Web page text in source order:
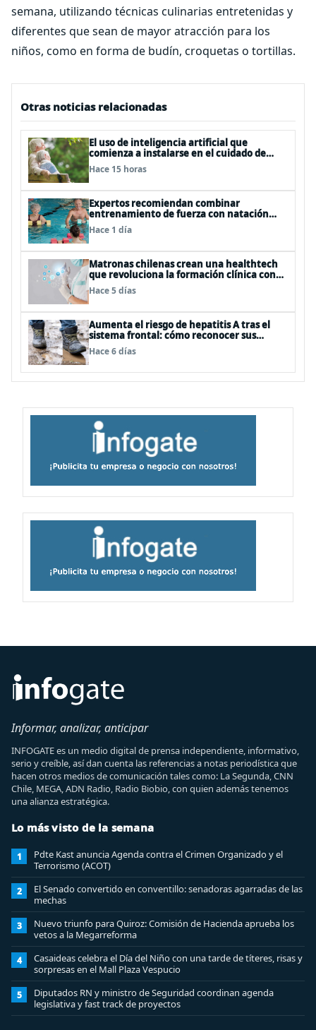
semana, utilizando técnicas culinarias entretenidas y
diferentes que sean de mayor atracción para los
niños, como en forma de budín, croquetas o tortillas.
Otras noticias relacionadas
El uso de inteligencia artificial que
comienza a instalarse en el cuidado de
personas mayores
Hace 15 horas
Expertos recomiendan combinar
entrenamiento de fuerza con natación
para fortalecer la salud
Hace 1 día
Matronas chilenas crean una healthtech
que revoluciona la formación clínica con
simuladores inteligentes
Hace 5 días
Aumenta el riesgo de hepatitis A tras el
sistema frontal: cómo reconocer sus
síntomas y evitar el contagio
Hace 6 días
Informar, analizar, anticipar
INFOGATE es un medio digital de prensa independiente, informativo,
serio y creíble, así dan cuenta las referencias a notas periodística que
hacen otros medios de comunicación tales como: La Segunda, CNN
Chile, MEGA, ADN Radio, Radio Biobio, con quien además tenemos
una alianza estratégica.
Lo más visto de la semana
1
Pdte Kast anuncia Agenda contra el Crimen Organizado y el
Terrorismo (ACOT)
2
El Senado convertido en conventillo: senadoras agarradas de las
mechas
3
Nuevo triunfo para Quiroz: Comisión de Hacienda aprueba los
vetos a la Megarreforma
4
Casaideas celebra el Día del Niño con una tarde de títeres, risas y
sorpresas en el Mall Plaza Vespucio
5
Diputados RN y ministro de Seguridad coordinan agenda
legislativa y fast track de proyectos